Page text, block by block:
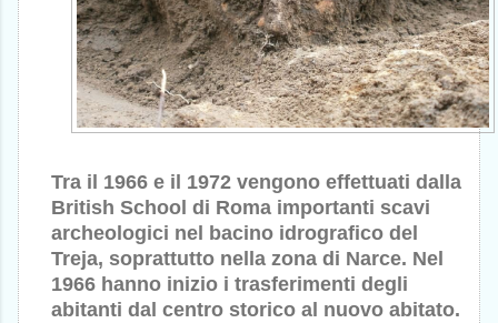
Tra il 1966 e il 1972 vengono effettuati dalla
British School di Roma importanti scavi
archeologici nel bacino idrografico del
Treja, soprattutto nella zona di Narce. Nel
1966 hanno inizio i trasferimenti degli
abitanti dal centro storico al nuovo abitato.